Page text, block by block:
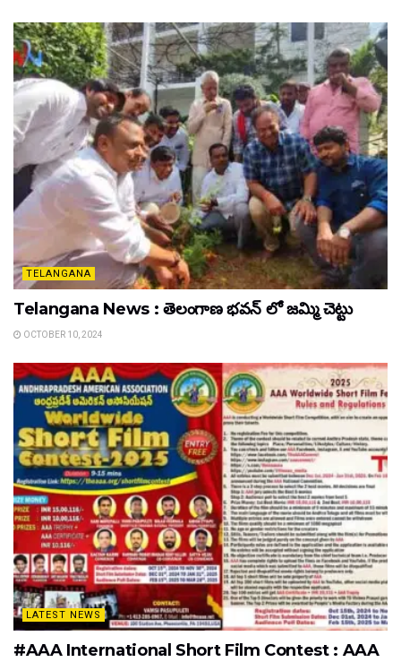
TELANGANA
Telangana News : తెలంగాణ భవన్ లో జమ్మి చెట్టు
OCTOBER 10, 2024
LATEST NEWS
#AAA International Short Film Contest : AAA